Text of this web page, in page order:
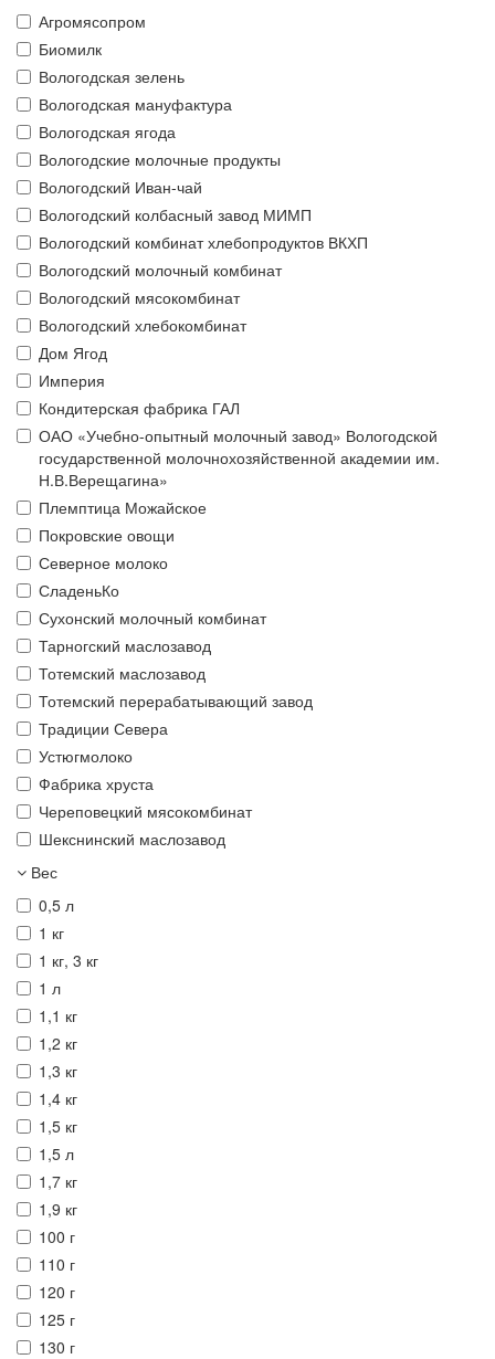
Агромясопром
Биомилк
Вологодская зелень
Вологодская мануфактура
Вологодская ягода
Вологодские молочные продукты
Вологодский Иван-чай
Вологодский колбасный завод МИМП
Вологодский комбинат хлебопродуктов ВКХП
Вологодский молочный комбинат
Вологодский мясокомбинат
Вологодский хлебокомбинат
Дом Ягод
Империя
Кондитерская фабрика ГАЛ
ОАО «Учебно-опытный молочный завод» Вологодской
государственной молочнохозяйственной академии им.
Н.В.Верещагина»
Племптица Можайское
Покровские овощи
Северное молоко
СладеньКо
Сухонский молочный комбинат
Тарногский маслозавод
Тотемский маслозавод
Тотемский перерабатывающий завод
Традиции Севера
Устюгмолоко
Фабрика хруста
Череповецкий мясокомбинат
Шекснинский маслозавод
Вес
0,5 л
1 кг
1 кг, 3 кг
1 л
1,1 кг
1,2 кг
1,3 кг
1,4 кг
1,5 кг
1,5 л
1,7 кг
1,9 кг
100 г
110 г
120 г
125 г
130 г